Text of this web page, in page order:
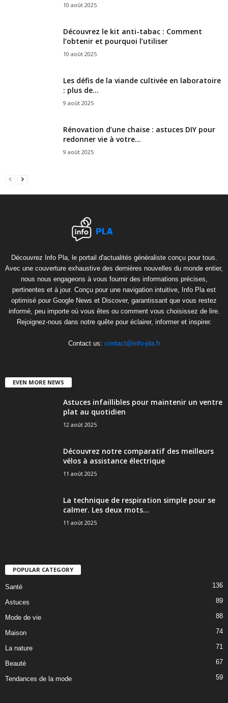
10 août 2025
Découvrez le kit anti-tabac : Comment
l’obtenir et pourquoi l’utiliser
10 août 2025
Les défis de la viande cultivée en laboratoire
: plus de...
9 août 2025
Rénovation d’une chaise : astuces DIY pour
redonner vie à votre...
9 août 2025
Découvrez Info Pla, le portail d'actualités généraliste conçu pour tous.
Avec une couverture exhaustive des dernières nouvelles du monde entier,
nous nous engageons à vous fournir des informations précises,
pertinentes et à jour. Conçu pour une navigation intuitive, Info Pla est
optimisé pour Google News et Discover, garantissant que vous restez
informé, peu importe où vous êtes ou comment vous choisissez de lire.
Rejoignez-nous dans notre quête pour éclairer, informer et inspirer.
Contact us: contact@info-pla.fr
EVEN MORE NEWS
Astuces infaillibles pour maintenir un ventre
plat au quotidien
12 août 2025
Découvrez notre comparatif des meilleurs
vélos à assistance électrique
11 août 2025
La technique de respiration simple pour se
calmer. Les deux mots...
11 août 2025
POPULAR CATEGORY
Santé 136
Astuces 89
Mode de vie 88
Maison 74
La nature 71
Beauté 67
Tendances de la mode 59